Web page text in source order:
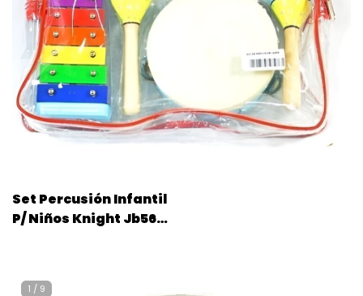
Set Percusión Infantil
P/ Niños Knight Jb565
1 / 9